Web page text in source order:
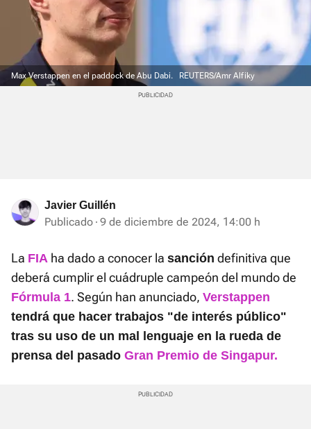
Max Verstappen en el paddock de Abu Dabi. REUTERS/Amr Alfiky
Javier Guillén
Publicado 9 de diciembre de 2024, 14:00 h
La FIA ha dado a conocer la sanción definitiva que
deberá cumplir el cuádruple campeón del mundo de
Fórmula 1. Según han anunciado, Verstappen
tendrá que hacer trabajos "de interés público"
tras su uso de un mal lenguaje en la rueda de
prensa del pasado Gran Premio de Singapur.